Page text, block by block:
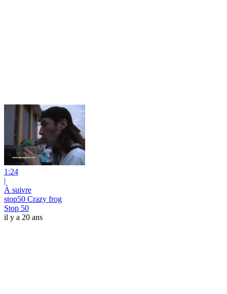
1:24
|
À suivre
stop50 Crazy frog
Stop 50
il y a 20 ans